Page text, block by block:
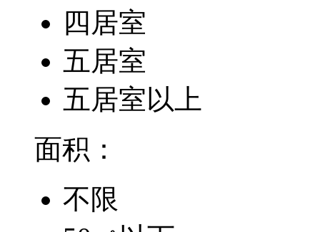
四居室
五居室
五居室以上
面积：
不限